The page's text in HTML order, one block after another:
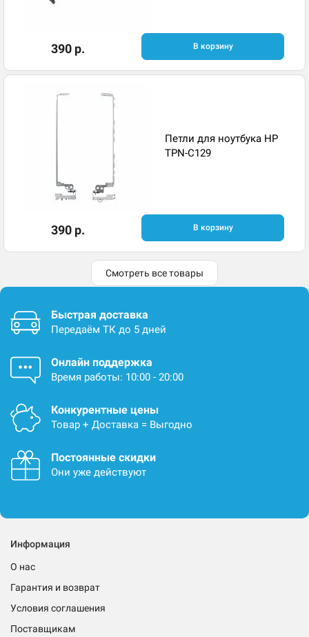
390 р. В корзину
Петли для ноутбука HP
TPN-C129
390 р. В корзину
Смотреть все товары
Быстрая доставка
Передаём ТК до 5 дней
Онлайн поддержка
Время работы: 10:00 - 20:00
Конкурентные цены
Товар + Доставка = Выгодно
Постоянные скидки
Они уже действуют
Информация
О нас
Гарантия и возврат
Условия соглашения
Поставщикам